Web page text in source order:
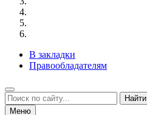
В закладки
Правообладателям
Найти
Меню